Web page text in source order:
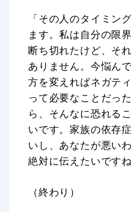
「その人のタイミン
ます。私は自分の限
断ち切れたけど、そ
ありません。今悩ん
方を変えればネガテ
って必要なことだっ
ら、そんなに恐れる
いです。家族の依存
いし、あなたが悪い
絶対に伝えたいですね
（終わり）